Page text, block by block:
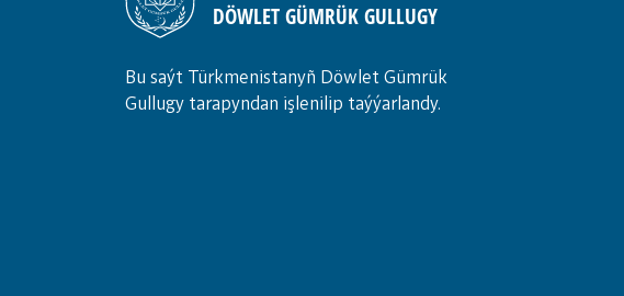
DÖWLET GÜMRÜK GULLUGY
Bu saýt Türkmenistanyñ Döwlet Gümrük
Gullugy tarapyndan işlenilip taýýarlandy.